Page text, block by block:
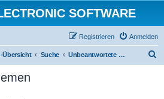
SOFTWARE
Anmelden
Registrieren
Übersicht Suche Unbeantwortete Themen